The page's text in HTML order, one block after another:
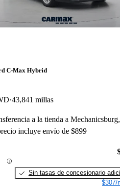
C-Max Hybrid
43,841 millas
a la tienda a
incluye envío de $899
Sin tasas de concesionario
$307/